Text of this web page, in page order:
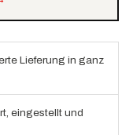
Lieferung in ganz
eingestellt und